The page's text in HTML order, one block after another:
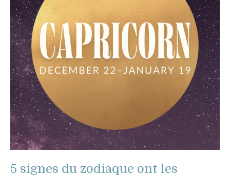
5 signes du zodiaque ont les